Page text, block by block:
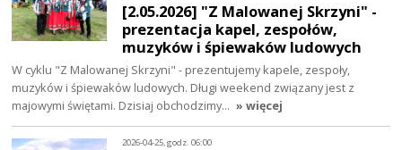
[2.05.2026] "Z Malowanej Skrzyni" -
prezentacja kapel, zespołów,
muzyków i śpiewaków ludowych
W cyklu "Z Malowanej Skrzyni" - prezentujemy kapele, zespoły,
muzyków i śpiewaków ludowych. Długi weekend związany jest z
majowymi świętami. Dzisiaj obchodzimy… » więcej
2026-04-25, godz. 06:00